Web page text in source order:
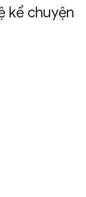
kể chuyện